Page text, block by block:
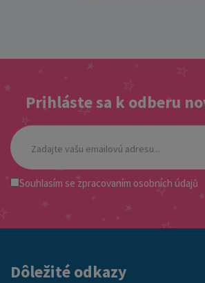
Prihláste sa k odberu
Souhlasím se zpracovaním osobních údajů
Dôležité odkazy